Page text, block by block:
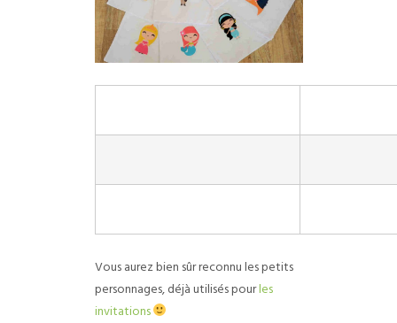
Vous aurez bien sûr reconnu les petits
personnages, déjà utilisés pourles
invitations